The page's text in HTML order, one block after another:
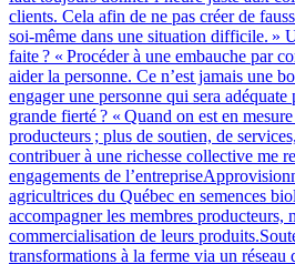
clients. Cela afin de ne pas créer de
soi-même dans une situation difficile. »
faite ? « Procéder à une embauche par
aider la personne. Ce n’est jamais une
engager une personne qui sera
grande fierté ? « Quand on est en
producteurs ; plus de soutien, de
contribuer à une richesse collective me
engagements de
agricultrices du Québec en semences
accompagner les membres producteurs,
commercialisation de leurs
transformations à la ferme via un réseau